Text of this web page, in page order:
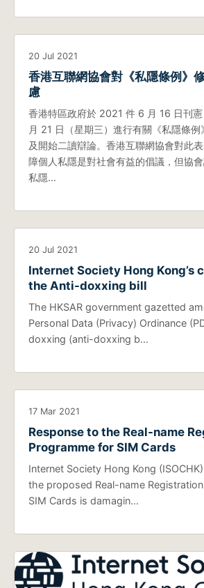
20 Jul 2021
香港互聯網協會對《私隱條例》
慮
香港特區政府於 2021 件 6 月 16 日刊
月 21 日（星期三）進行有關《私隱條例
及開始二讀辯論。香港互聯網協會對此
障個人私隱是對社會有益的倡議，但協
私隱…
20 Jul 2021
Internet Society Hong Kong’s
the Anti-doxxing bill
The HKSAR government gazetted
Personal Data (Privacy) Ordinance
doxxing (anti-doxxing b…
17 Mar 2021
Response to the Real-name
Programme for SIM Cards
Internet Society Hong Kong
the proposed Real-name
SIM Cards is damagin…